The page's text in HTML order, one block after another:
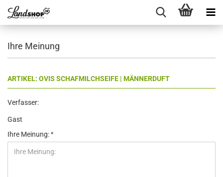
Ihre Meinung
ARTIKEL: OVIS SCHAFMILCHSEIFE | MÄNNERDUFT
Verfasser:
Gast
Ihre Meinung: